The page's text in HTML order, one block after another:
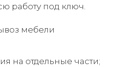
работу под ключ.
мебели
на отдельные части;